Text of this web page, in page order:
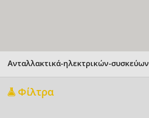
Ανταλλακτικά-ηλεκτρικών-συσκεύων
Φίλτρα